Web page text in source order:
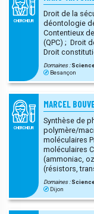
CHERCHEUR
Droit de la
déontologie
Contentieux
(QPC) ; Droit des libertés publiques ; Droit administratif ;
Droit
Domaines :
Besançon
CHERCHEUR
MARCEL
Synthèse de
polymère/macrocycles Mise en
moléculaires Propriétés électriques de matériaux
moléculaires Capteurs de gaz conductimétriques
(ammoniac, ozone …) Dispositifs
(résistors,
Domaines :
Dijon